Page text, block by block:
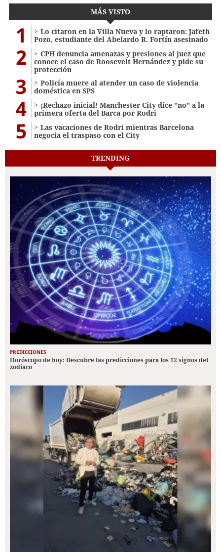
MÁS VISTO
1
Lo citaron en la Villa Nueva y lo raptaron: Jafeth
Pozo, estudiante del Abelardo R. Fortín asesinado
2
CPH denuncia amenazas y presiones al juez que
conoce el caso de Roosevelt Hernández y pide su
protección
3
Policía muere al atender un caso de violencia
doméstica en SPS
4
¡Rechazo inicial! Manchester City dice "no" a la
primera oferta del Barca por Rodri
5
Las vacaciones de Rodri mientras Barcelona
negocia el traspaso con el City
TRENDING
PREDICCIONES
Horóscopo de hoy: Descubre las predicciones para los 12 signos del
zodiaco